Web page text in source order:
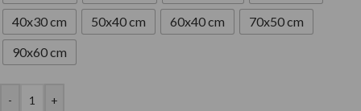
40x30 cm
50x40 cm 60x40 cm
70x50 cm
90x60 cm
- +